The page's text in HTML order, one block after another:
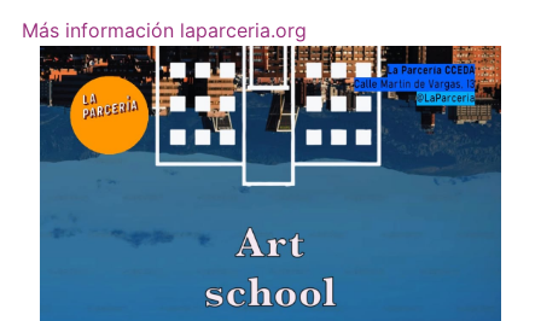
Más información laparceria.org